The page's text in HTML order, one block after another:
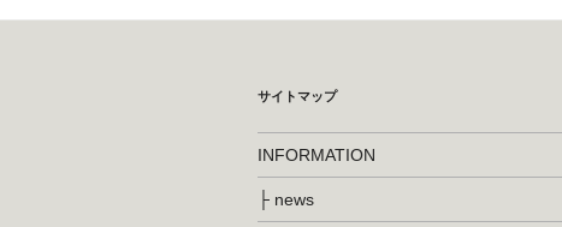
ペ
ジ
送
り
サイトマップ
INFORMATION
├ news